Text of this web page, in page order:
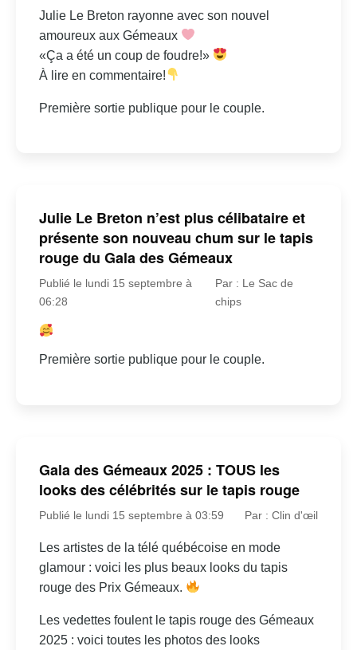
Julie Le Breton rayonne avec son nouvel
amoureux aux Gémeaux
«Ça a été un coup de foudre!»
À lire en commentaire!
Première sortie publique pour le couple.
Julie Le Breton n’est plus célibataire et
présente son nouveau chum sur le tapis
rouge du Gala des Gémeaux
Publié le lundi 15 septembre à
06:28
Par : Le Sac de
chips
Première sortie publique pour le couple.
Gala des Gémeaux 2025 : TOUS les
looks des célébrités sur le tapis rouge
Publié le lundi 15 septembre à 03:59 Par : Clin d'œil
Les artistes de la télé québécoise en mode
glamour : voici les plus beaux looks du tapis
rouge des Prix Gémeaux.
Les vedettes foulent le tapis rouge des Gémeaux
2025 : voici toutes les photos des looks